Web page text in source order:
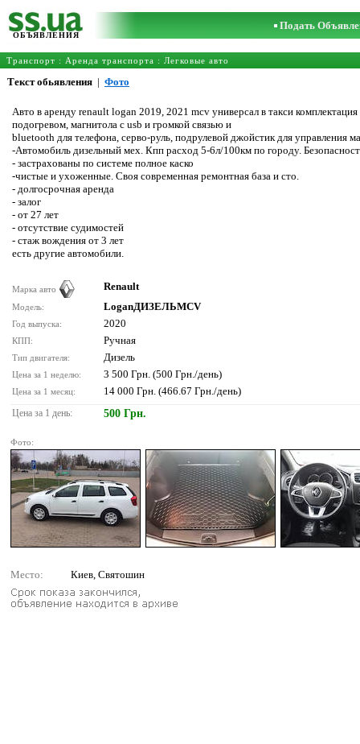
ОБЪЯВЛЕНИЯ
Подать
Транспорт : Аренда транспорта : Легковые авто
Текст обьявления | Фото
Авто в аренду renault logan 2019, 2021 mcv универсал в такси
подогревом, магнитола с usb и громкой связью и
bluetooth для телефона, серво-руль, подрулевой джойстик для управления
-Автомобиль дизельный мех. Кпп расход 5-6л/100км по городу.
- застрахованы по системе полное каско
-чистые и ухоженные. Своя современная ремонтная база и сто.
- долгосрочная аренда
- залог
- от 27 лет
- отсутствие судимостей
- стаж вождения от 3 лет
есть другие автомобили.
Марка авто Renault
Модель: LoganДИЗЕЛЬMCV
Год выпуска: 2020
КПП: Ручная
Тип двигателя: Дизель
Цена за 1 неделю: 3 500 Грн. (500 Грн./день)
Цена за 1 месяц: 14 000 Грн. (466.67 Грн./день)
Цена за 1 день: 500 Грн.
Фото:
Место: Киев, Святошин